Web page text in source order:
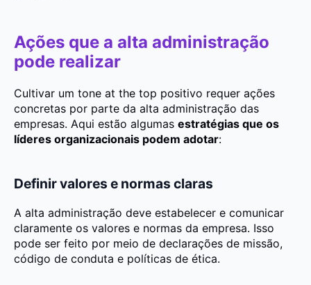
Ações que a alta administração
pode realizar
Cultivar um tone at the top positivo requer ações
concretas por parte da alta administração das
empresas. Aqui estão algumas estratégias que os
líderes organizacionais podem adotar:
Definir valores e normas claras
A alta administração deve estabelecer e comunicar
claramente os valores e normas da empresa. Isso
pode ser feito por meio de declarações de missão,
código de conduta e políticas de ética.